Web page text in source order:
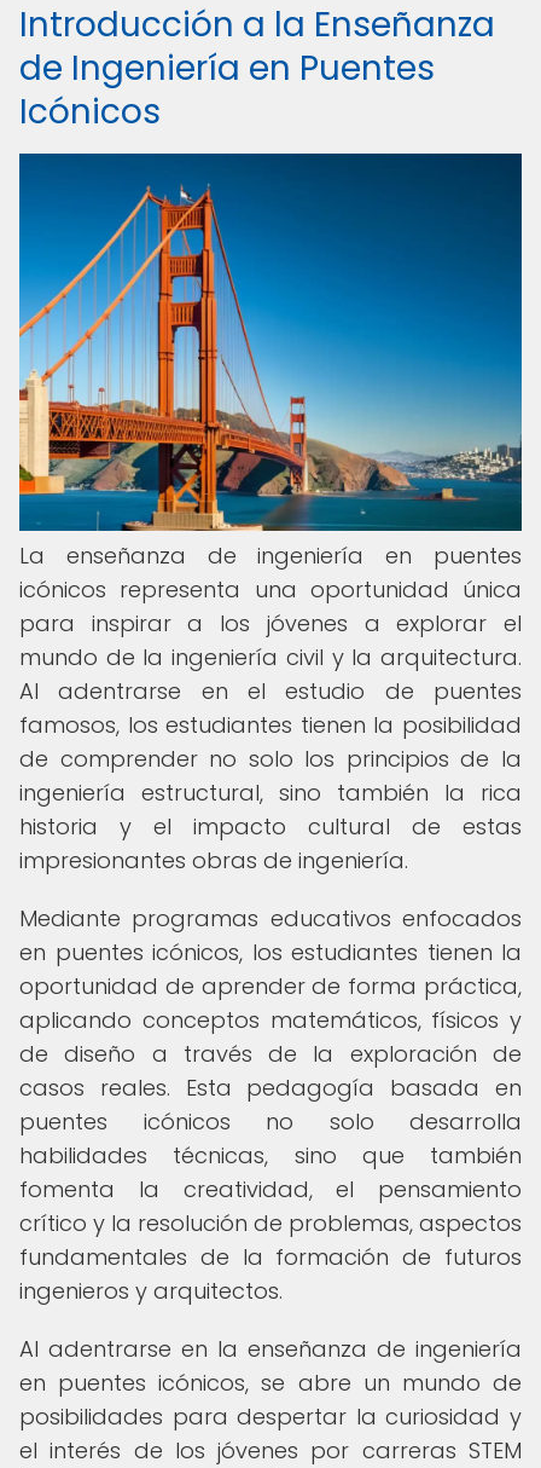
Introducción a la Enseñanza
de Ingeniería en Puentes
Icónicos
La enseñanza de ingeniería en puentes
icónicos representa una oportunidad única
para inspirar a los jóvenes a explorar el
mundo de la ingeniería civil y la arquitectura.
Al adentrarse en el estudio de puentes
famosos, los estudiantes tienen la posibilidad
de comprender no solo los principios de la
ingeniería estructural, sino también la rica
historia y el impacto cultural de estas
impresionantes obras de ingeniería.
Mediante programas educativos enfocados
en puentes icónicos, los estudiantes tienen la
oportunidad de aprender de forma práctica,
aplicando conceptos matemáticos, físicos y
de diseño a través de la exploración de
casos reales. Esta pedagogía basada en
puentes icónicos no solo desarrolla
habilidades técnicas, sino que también
fomenta la creatividad, el pensamiento
crítico y la resolución de problemas, aspectos
fundamentales de la formación de futuros
ingenieros y arquitectos.
Al adentrarse en la enseñanza de ingeniería
en puentes icónicos, se abre un mundo de
posibilidades para despertar la curiosidad y
el interés de los jóvenes por carreras STEM